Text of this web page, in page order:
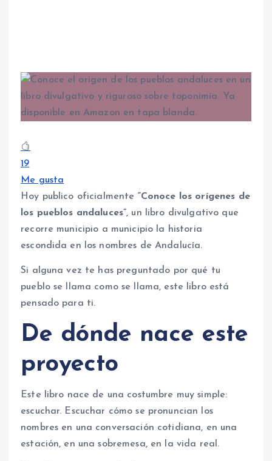
19
Me gusta
Hoy publico oficialmente “Conoce los orígenes de
los pueblos andaluces”, un libro divulgativo que
recorre municipio a municipio la historia
escondida en los nombres de Andalucía.
Si alguna vez te has preguntado por qué tu
pueblo se llama como se llama, este libro está
pensado para ti.
De dónde nace este
proyecto
Este libro nace de una costumbre muy simple:
escuchar. Escuchar cómo se pronuncian los
nombres en una conversación cotidiana, en una
estación, en una sobremesa, en la vida real.